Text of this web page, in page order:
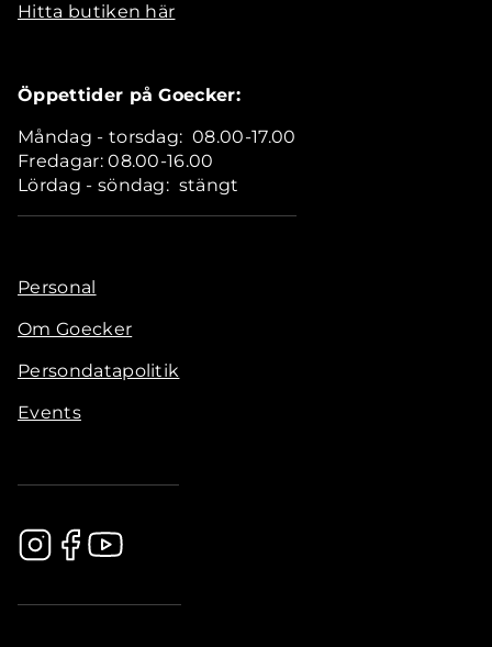
Hitta butiken här
Öppettider på Goecker:
Måndag - torsdag: 08.00-17.00
Fredagar: 08.00-16.00
Lördag - söndag: stängt
Personal
Om Goecker
Persondatapolitik
Events